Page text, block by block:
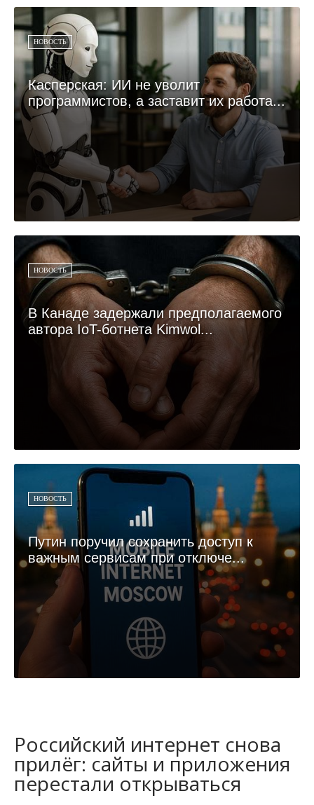
НОВОСТЬ
Касперская: ИИ не уволит
программистов, а заставит их работа...
НОВОСТЬ
В Канаде задержали предполагаемого
автора IoT-ботнета Kimwol...
НОВОСТЬ
Путин поручил сохранить доступ к
важным сервисам при отключе...
Российский интернет снова
прилёг: сайты и приложения
перестали открываться